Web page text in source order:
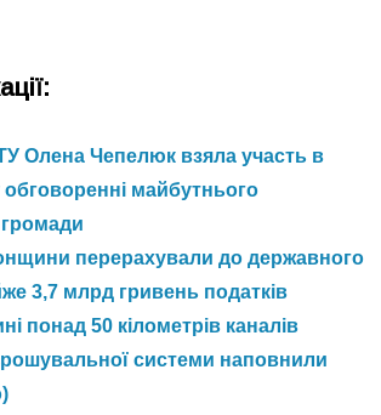
Олена Чепелюк взяла участь в
майбутнього
перерахували до державного
3,7 млрд гривень податків
понад 50 кілометрів каналів
зрошувальної системи наповнили